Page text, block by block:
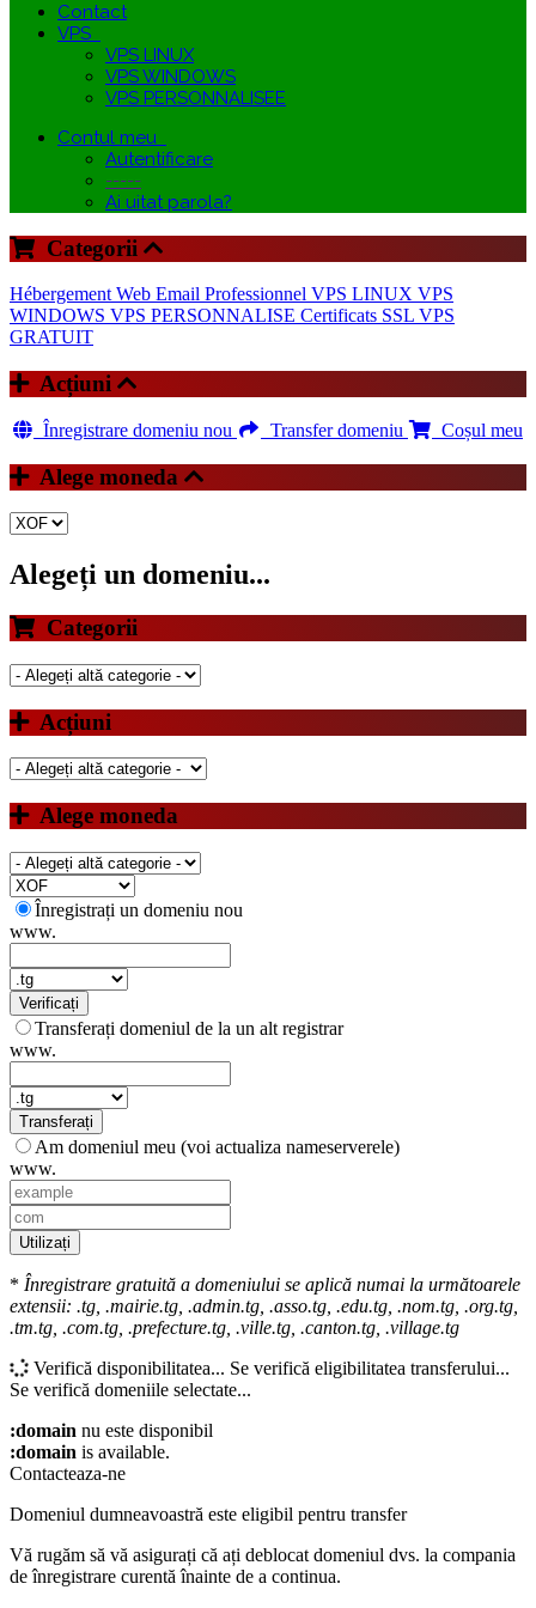
Contact
VPS
VPS LINUX
VPS WINDOWS
VPS PERSONNALISEE
Contul meu
Autentificare
-----
Ai uitat parola?
Categorii
Hébergement Web Email Professionnel VPS LINUX VPS
WINDOWS VPS PERSONNALISE Certificats SSL VPS
GRATUIT
Acțiuni
Înregistrare domeniu nou Transfer domeniu Coșul meu
Alege moneda
Alegeți un domeniu...
Categorii
Acțiuni
Alege moneda
Înregistrați un domeniu nou
www.
Verificați
Transferați domeniul de la un alt registrar
www.
Transferați
Am domeniul meu (voi actualiza nameserverele)
www.
Utilizați
* Înregistrare gratuită a domeniului se aplică numai la următoarele
extensii: .tg, .mairie.tg, .admin.tg, .asso.tg, .edu.tg, .nom.tg, .org.tg,
.tm.tg, .com.tg, .prefecture.tg, .ville.tg, .canton.tg, .village.tg
Verifică disponibilitatea... Se verifică eligibilitatea transferului...
Se verifică domeniile selectate...
:domain nu este disponibil
:domain is available.
Contacteaza-ne
Domeniul dumneavoastră este eligibil pentru transfer
Vă rugăm să vă asigurați că ați deblocat domeniul dvs. la compania
de înregistrare curentă înainte de a continua.